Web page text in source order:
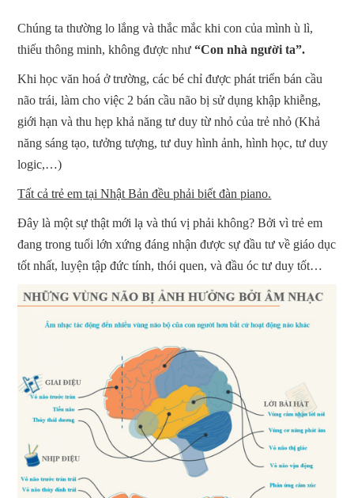
Chúng ta thường lo lắng và thắc mắc khi con của mình ù lì,
thiếu thông minh, không được như“Con nhà người ta”.
Khi học văn hoá ở trường, các bé chỉ được phát triển bán cầu
não trái, làm cho việc 2 bán cầu não bị sử dụng khập khiễng,
giới hạn và thu hẹp khả năng tư duy từ nhỏ của trẻ nhỏ (Khả
năng sáng tạo, tưởng tượng, tư duy hình ảnh, hình học, tư duy
logic,…)
Tất cả trẻ em tại Nhật Bản đều phải biết đàn piano.
Đây là một sự thật mới lạ và thú vị phải không? Bởi vì trẻ em
đang trong tuổi lớn xứng đáng nhận được sự đầu tư về giáo dục
tốt nhất, luyện tập đức tính, thói quen, và đầu óc tư duy tốt…